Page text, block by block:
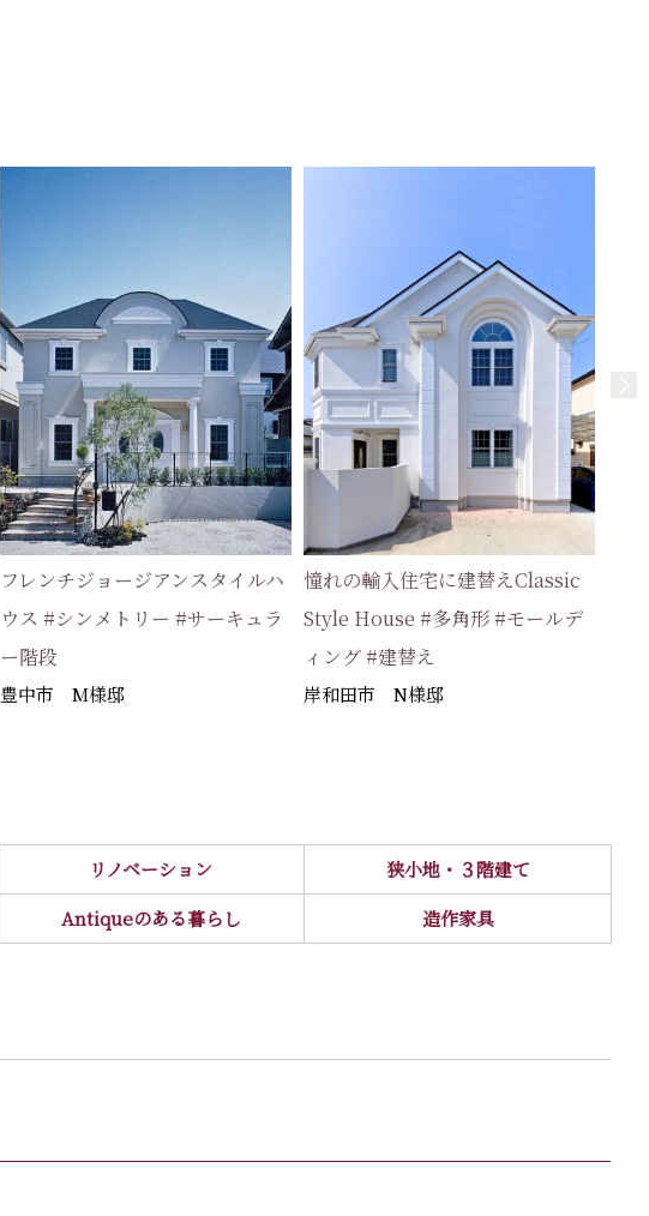
フレンチジョージアンスタイルハ
ウス #シンメトリー #サーキュラ
ー階段
豊中市 M様邸
憧れの輸入住宅に建替えClassic
Style House #多角形 #モールデ
ィング #建替え
岸和田市 N様邸
リノベーション
狭小地・３階建て
Antiqueのある暮らし 造作家具